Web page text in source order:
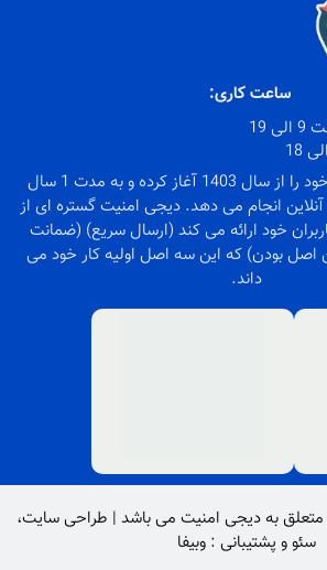
ساعت کاری:
19
دیجی امنیت فعالیت خود را از سال 1403 آغاز کرده و به مدت 1 سال
انجام می دهد. دیجی امنیت گستره ای از
خود ارائه می کند (ارسال سریع) (ضمانت
اصل بودن) که این سه اصل اولیه کار خود می
داند.
بهدیجی امنیت می باشد | طراحی سایت،
سئوو پشتیبانی : وبیفا